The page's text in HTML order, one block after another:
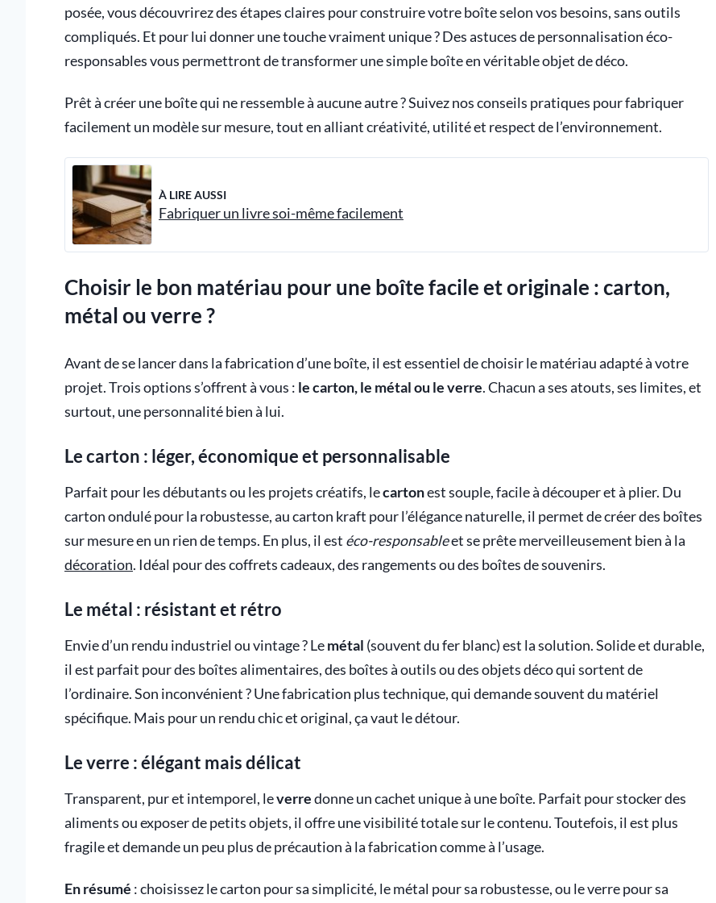
posée, vous découvrirez des étapes claires pour construire votre boîte selon vos besoins, sans outils
compliqués. Et pour lui donner une touche vraiment unique ? Des astuces de personnalisation éco-
responsables vous permettront de transformer une simple boîte en véritable objet de déco.
Prêt à créer une boîte qui ne ressemble à aucune autre ? Suivez nos conseils pratiques pour fabriquer
facilement un modèle sur mesure, tout en alliant créativité, utilité et respect de l’environnement.
À LIRE AUSSI
Fabriquer un livre soi-même facilement
Choisir le bon matériau pour une boîte facile et originale : carton,
métal ou verre ?
Avant de se lancer dans la fabrication d’une boîte, il est essentiel de choisir le matériau adapté à votre
projet. Trois options s’offrent à vous : le carton, le métal ou le verre. Chacun a ses atouts, ses limites, et
surtout, une personnalité bien à lui.
Le carton : léger, économique et personnalisable
Parfait pour les débutants ou les projets créatifs, lecartonest souple, facile à découper et à plier. Du
carton ondulé pour la robustesse, au carton kraft pour l’élégance naturelle, il permet de créer des boîtes
sur mesure en un rien de temps. En plus, il est éco-responsableet se prête merveilleusement bien à la
décoration. Idéal pour des coffrets cadeaux, des rangements ou des boîtes de souvenirs.
Le métal : résistant et rétro
Envie d’un rendu industriel ou vintage ? Lemétal (souvent du fer blanc) est la solution. Solide et durable,
il est parfait pour des boîtes alimentaires, des boîtes à outils ou des objets déco qui sortent de
l’ordinaire. Son inconvénient ? Une fabrication plus technique, qui demande souvent du matériel
spécifique. Mais pour un rendu chic et original, ça vaut le détour.
Le verre : élégant mais délicat
Transparent, pur et intemporel, leverredonne un cachet unique à une boîte. Parfait pour stocker des
aliments ou exposer de petits objets, il offre une visibilité totale sur le contenu. Toutefois, il est plus
fragile et demande un peu plus de précaution à la fabrication comme à l’usage.
En résumé : choisissez le carton pour sa simplicité, le métal pour sa robustesse, ou le verre pour sa